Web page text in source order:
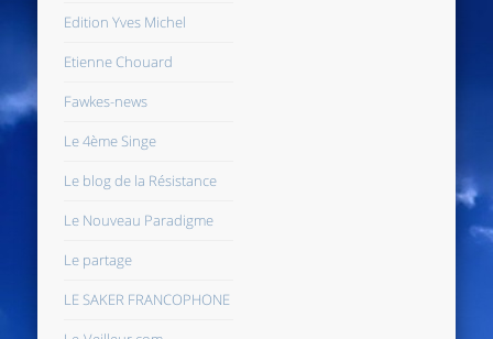
Edition Yves Michel
Etienne Chouard
Fawkes-news
Le 4ème Singe
Le blog de la Résistance
Le Nouveau Paradigme
Le partage
LE SAKER FRANCOPHONE